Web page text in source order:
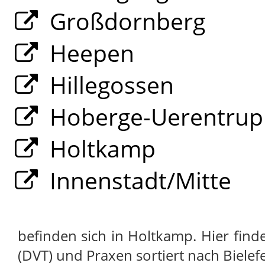
Großdornberg
Heepen
Hillegossen
Hoberge-Uerentrup
Holtkamp
Innenstadt/Mitte
befinden sich in Holtkamp. Hier
(DVT) und Praxen sortiert nach